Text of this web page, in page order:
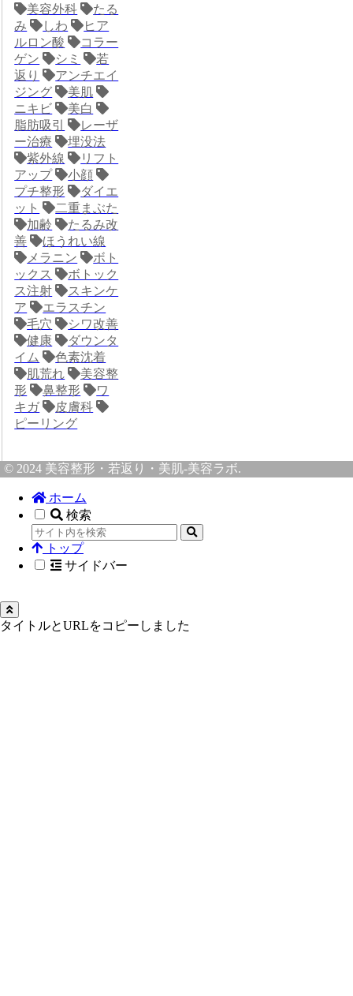
美容外科
たる
み
しわ
ヒア
ルロン酸
コラー
ゲン
シミ
若
返り
アンチエイ
ジング
美肌
ニキビ
美白
脂肪吸引
レーザ
ー治療
埋没法
紫外線
リフト
アップ
小顔
プチ整形
ダイエ
ット
二重まぶた
加齢
たるみ改
善
ほうれい線
メラニン
ボト
ックス
ボトック
ス注射
スキンケ
ア
エラスチン
毛穴
シワ改善
健康
ダウンタ
イム
色素沈着
肌荒れ
美容整
形
鼻整形
ワ
キガ
皮膚科
ピーリング
© 2024 美容整形・若返り・美肌-美容ラボ.
ホーム
検索
トップ
サイドバー
タイトルとURLをコピーしました